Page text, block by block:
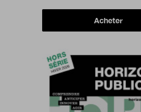
Acheter